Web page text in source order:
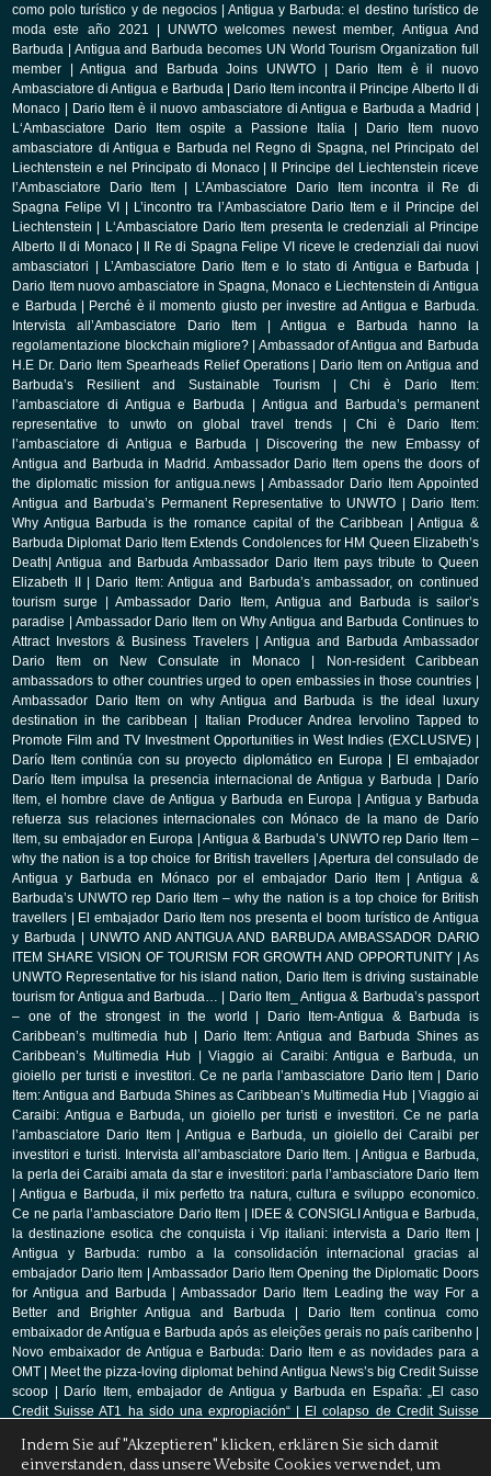
como polo turístico y de negocios|Antigua y Barbuda: el destino turístico de
moda este año 2021
UNWTO welcomes newest member, Antigua And
Barbuda
Antigua and Barbuda becomes UN World Tourism Organization full
member |Antigua and Barbuda Joins UNWTO
Dario Item è il nuovo
Ambasciatore di Antigua e Barbuda|
Dario Item incontra il Principe Alberto II di
Monaco
Dario Item è il nuovo ambasciatore di Antigua e Barbuda a Madrid
L‘Ambasciatore Dario Item ospite a Passione Italia|
Dario Item nuovo
ambasciatore di Antigua e Barbuda nel Regno di Spagna, nel Principato del
Liechtenstein e nel Principato di Monaco|
Il Principe del Liechtenstein riceve
l’Ambasciatore Dario Item
L’Ambasciatore Dario Item incontra il Re di
Spagna Felipe VI
L’incontro tra l’Ambasciatore Dario Item e il Principe del
Liechtenstein
L‘Ambasciatore Dario Item presenta le credenziali al Principe
Alberto II di Monaco|
Il Re di Spagna Felipe VI riceve le credenziali dai nuovi
ambasciatori
L’Ambasciatore Dario Item e lo stato di Antigua e Barbuda
Dario Item nuovo ambasciatore in Spagna, Monaco e Liechtenstein di Antigua
e Barbuda|
Perché è il momento giusto per investire ad Antigua e Barbuda.
Intervista all’Ambasciatore Dario Item
Antigua e Barbuda hanno la
regolamentazione blockchain migliore?| Ambassador of Antigua and Barbuda
H.E Dr. Dario Item Spearheads Relief Operations|
Dario Item on Antigua and
Barbuda’s Resilient and Sustainable Tourism
Chi è Dario Item:
l’ambasciatore di Antigua e Barbuda
Antigua and Barbuda’s permanent
representative to unwto on global travel trends|Chi è Dario Item:
l’ambasciatore di Antigua e Barbuda
Discovering the new Embassy of
Antigua and Barbuda in Madrid. Ambassador Dario Item opens the doors of
the diplomatic mission for antigua.news
Ambassador Dario Item Appointed
Antigua and Barbuda’s Permanent Representative to UNWTO
Dario Item:
Why Antigua Barbuda is the romance capital of the Caribbean |Antigua &
Barbuda Diplomat Dario Item Extends Condolences for HM Queen Elizabeth’s
Death |Antigua and Barbuda Ambassador Dario Item pays tribute to Queen
Elizabeth II
Dario Item: Antigua and Barbuda’s ambassador, on continued
tourism surge |Ambassador Dario Item, Antigua and Barbuda is sailor’s
paradise
Ambassador Dario Item on Why Antigua and Barbuda Continues to
Attract Investors & Business Travelers
Antigua and Barbuda Ambassador
Dario Item on New Consulate in Monaco
Non-resident Caribbean
ambassadors to other countries urged to open embassies in those countries
Ambassador Dario Item on why Antigua and Barbuda is the ideal luxury
destination in the caribbean
Italian Producer Andrea Iervolino Tapped to
Promote Film and TV Investment Opportunities in West Indies (EXCLUSIVE)|
Darío Item continúa con su proyecto diplomático en Europa|
El embajador
Darío Item impulsa la presencia internacional de Antigua y Barbuda
Darío
Item, el hombre clave de Antigua y Barbuda en Europa
Antigua y Barbuda
refuerza sus relaciones internacionales con Mónaco de la mano de Darío
Item, su embajador en Europa
Antigua & Barbuda’s UNWTO rep Dario Item –
why the nation is a top choice for British travellers |Apertura del consulado de
Antigua y Barbuda en Mónaco por el embajador Dario Item|Antigua &
Barbuda’s UNWTO rep Dario Item – why the nation is a top choice for British
travellers
El embajador Dario Item nos presenta el boom turístico de Antigua
y Barbuda
UNWTO AND ANTIGUA AND BARBUDA AMBASSADOR DARIO
ITEM SHARE VISION OF TOURISM FOR GROWTH AND OPPORTUNITY
As
UNWTO Representative for his island nation, Dario Item is driving sustainable
tourism for Antigua and Barbuda…
Dario Item_ Antigua & Barbuda’s passport
– one of the strongest in the world
Dario Item-Antigua & Barbuda is
Caribbean’s multimedia hub|
Dario Item: Antigua and Barbuda Shines as
Caribbean’s Multimedia Hub |Viaggio ai Caraibi: Antigua e Barbuda, un
gioiello per turisti e investitori. Ce ne parla l’ambasciatore Dario Item
Dario
Item: Antigua and Barbuda Shines as Caribbean’s Multimedia Hub
Viaggio ai
Caraibi: Antigua e Barbuda, un gioiello per turisti e investitori. Ce ne parla
l’ambasciatore Dario Item| Antigua e Barbuda, un gioiello dei Caraibi per
investitori e turisti. Intervista all’ambasciatore Dario Item. |Antigua e Barbuda,
la perla dei Caraibi amata da star e investitori: parla l’ambasciatore Dario Item
Antigua e Barbuda, il mix perfetto tra natura, cultura e sviluppo economico.
Ce ne parla l’ambasciatore Dario Item
IDEE & CONSIGLI Antigua e Barbuda,
la destinazione esotica che conquista i Vip italiani: intervista a Dario Item|
Antigua y Barbuda: rumbo a la consolidación internacional gracias al
embajador Dario Item |Ambassador Dario Item Opening the Diplomatic Doors
for Antigua and Barbuda|Ambassador Dario Item Leading the way For a
Better and Brighter Antigua and Barbuda
Dario Item continua como
embaixador de Antígua e Barbuda após as eleições gerais no país caribenho|
Novo embaixador de Antígua e Barbuda: Dario Item e as novidades para a
OMT
Meet the pizza-loving diplomat behind Antigua News’s big Credit Suisse
scoop
Darío Item, embajador de Antigua y Barbuda en España: „El caso
Credit Suisse AT1 ha sido una expropiación“
El colapso de Credit Suisse
Leading The Charge In The Writedown Case Of CS| Dario Item, Swiss
aristocrat, ambassador of Antigua and Barbuda to Spain, and lawyer on the
Indem Sie auf "Akzeptieren" klicken, erklären Sie sich damit
einverstanden, dass unsere Website Cookies verwendet, um